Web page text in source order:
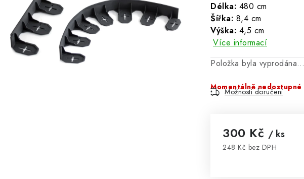
Délka: 480 cm
Šířka: 8,4 cm
Výška: 4,5 cm
Více informací
Položka byla vyprodána…
Momentálně nedostupné
Možnosti doručení
300 Kč / ks
248 Kč bez DPH